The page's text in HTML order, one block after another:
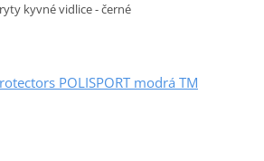
kyvné vidlice - černé
POLISPORT modrá TM